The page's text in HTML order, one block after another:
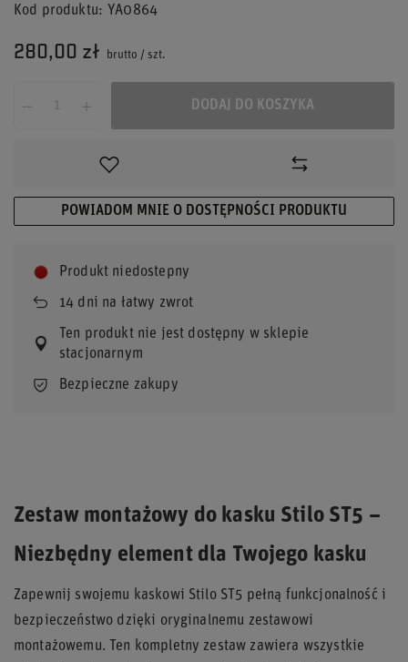
Kod produktu
YA0864
280,00 zł brutto / szt.
DODAJ DO KOSZYKA
POWIADOM MNIE O DOSTĘPNOŚCI PRODUKTU
Produkt niedostepny
14 dni na łatwy zwrot
Ten produkt nie jest dostępny w sklepie
stacjonarnym
Bezpieczne zakupy
Zestaw montażowy do kasku Stilo ST5 –
Niezbędny element dla Twojego kasku
Zapewnij swojemu kaskowi Stilo ST5 pełną funkcjonalność i
bezpieczeństwo dzięki oryginalnemu zestawowi
montażowemu. Ten kompletny zestaw zawiera wszystkie